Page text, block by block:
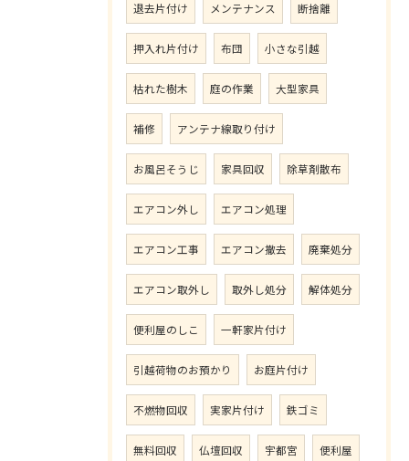
退去片付け メンテナンス 断捨離
押入れ片付け 布団 小さな引越
枯れた樹木 庭の作業 大型家具
補修 アンテナ線取り付け
お風呂そうじ 家具回収 除草剤散布
エアコン外し エアコン処理
エアコン工事 エアコン撤去 廃棄処分
エアコン取外し 取外し処分 解体処分
便利屋のしこ 一軒家片付け
引越荷物のお預かり お庭片付け
不燃物回収 実家片付け 鉄ゴミ
無料回収 仏壇回収 宇都宮 便利屋